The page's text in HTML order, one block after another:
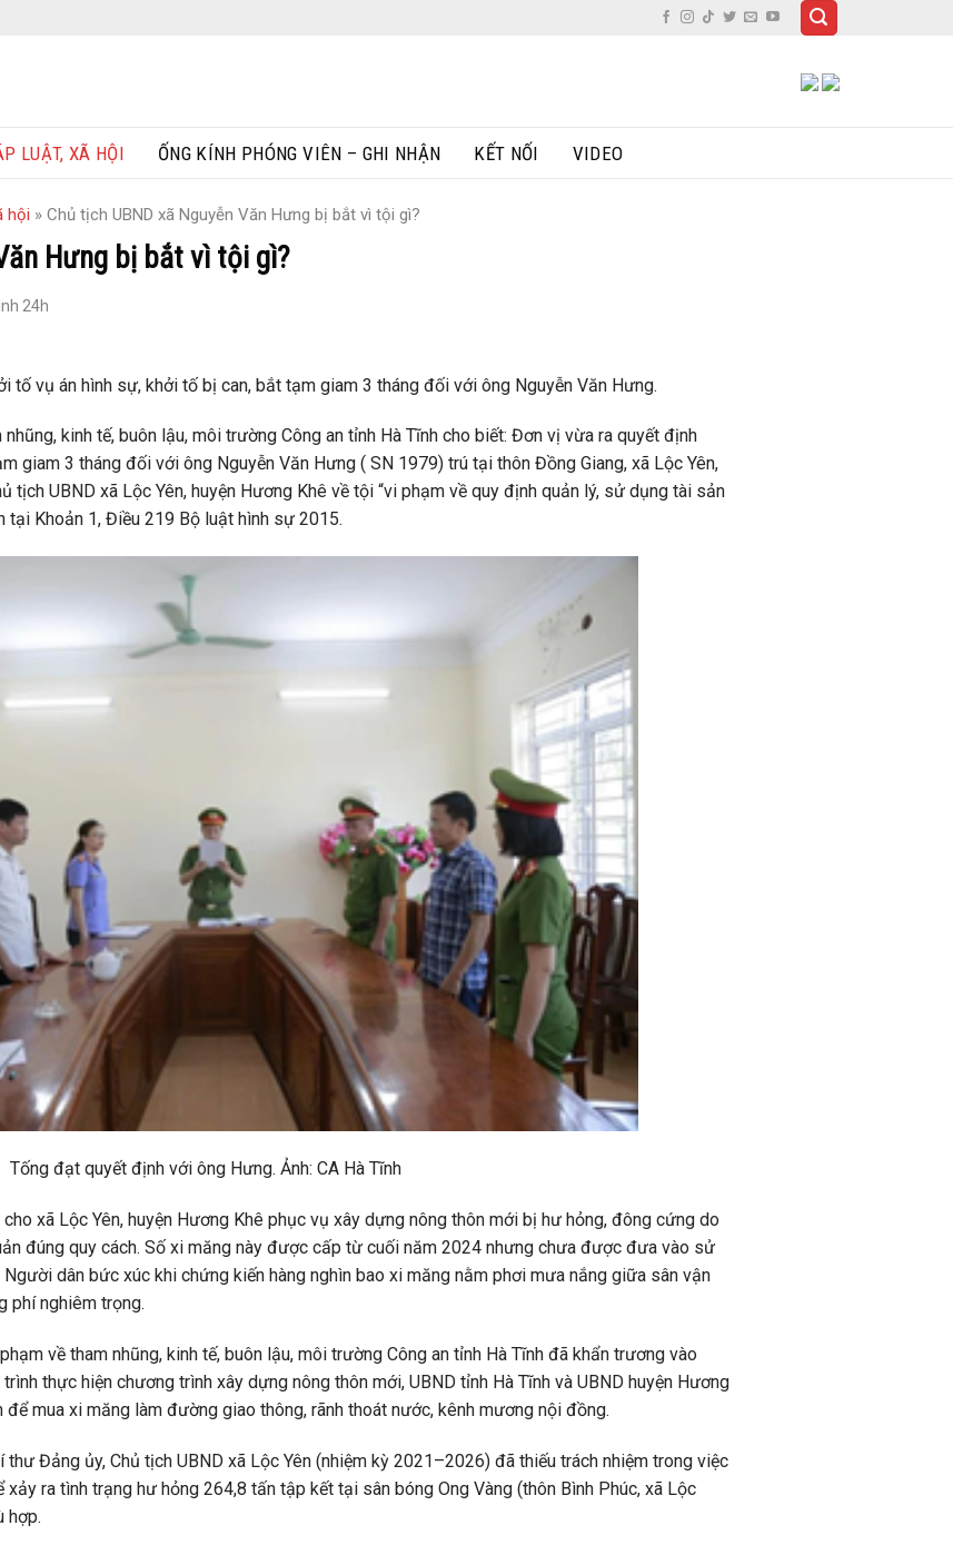
LUẬT, XÃ HỘI ỐNG KÍNH PHÓNG VIÊN – GHI NHẬN KẾT NỐI VIDEO
hội » Chủ tịch UBND xã Nguyễn Văn Hưng bị bắt vì tội gì?
Hưng bị bắt vì tội gì?
24h
tố vụ án hình sự, khởi tố bị can, bắt tạm giam 3 tháng đối với ông Nguyễn Văn Hưng.
kinh tế, buôn lậu, môi trường Công an tỉnh Hà Tĩnh cho biết: Đơn vị vừa ra quyết định
giam 3 tháng đối với ông Nguyễn Văn Hưng ( SN 1979) trú tại thôn Đồng Giang, xã Lộc Yên,
tịch UBND xã Lộc Yên, huyện Hương Khê về tội “vi phạm về quy định quản lý, sử dụng tài sản
tại Khoản 1, Điều 219 Bộ luật hình sự 2015.
Tống đạt quyết định với ông Hưng. Ảnh: CA Hà Tĩnh
xã Lộc Yên, huyện Hương Khê phục vụ xây dựng nông thôn mới bị hư hỏng, đông cứng do
đúng quy cách. Số xi măng này được cấp từ cuối năm 2024 nhưng chưa được đưa vào sử
dân bức xúc khi chứng kiến hàng nghìn bao xi măng nằm phơi mưa nắng giữa sân vận
phí nghiêm trọng.
về tham nhũng, kinh tế, buôn lậu, môi trường Công an tỉnh Hà Tĩnh đã khẩn trương vào
thực hiện chương trình xây dựng nông thôn mới, UBND tỉnh Hà Tĩnh và UBND huyện Hương
để mua xi măng làm đường giao thông, rãnh thoát nước, kênh mương nội đồng.
thư Đảng ủy, Chủ tịch UBND xã Lộc Yên (nhiệm kỳ 2021–2026) đã thiếu trách nhiệm trong việc
ra tình trạng hư hỏng 264,8 tấn tập kết tại sân bóng Ong Vàng (thôn Bình Phúc, xã Lộc
hợp.